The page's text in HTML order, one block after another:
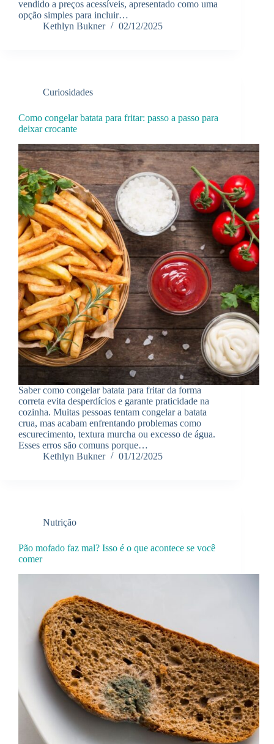
vendido a preços acessíveis, apresentado como uma
opção simples para incluir…
Kethlyn Bukner
02/12/2025
Curiosidades
Como congelar batata para fritar: passo a passo para
deixar crocante
Saber como congelar batata para fritar da forma
correta evita desperdícios e garante praticidade na
cozinha. Muitas pessoas tentam congelar a batata
crua, mas acabam enfrentando problemas como
escurecimento, textura murcha ou excesso de água.
Esses erros são comuns porque…
Kethlyn Bukner
01/12/2025
Nutrição
Pão mofado faz mal? Isso é o que acontece se você
comer